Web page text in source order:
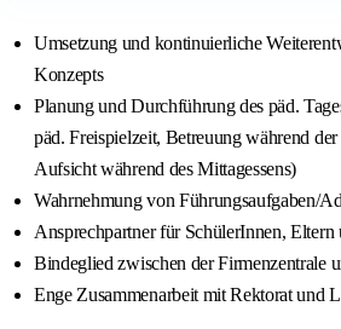
Umsetzung und kontinuierliche
Konzepts
Planung und Durchführung des päd.
päd. Freispielzeit, Betreuung während
Aufsicht während des Mittagessens)
Wahrnehmung von Führungsaufgaben/
Ansprechpartner für SchülerInnen,
Bindeglied zwischen der Firmenzentrale
Enge Zusammenarbeit mit Rektorat und